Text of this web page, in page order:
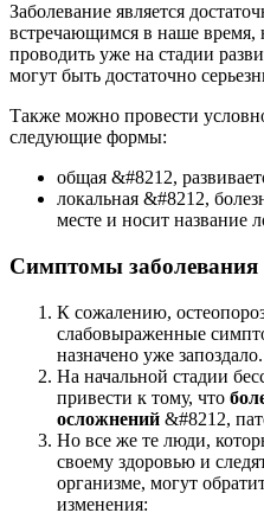
Заболевание является
встречающимся в наше время,
проводить уже на стадии
могут быть достаточно
Также можно провести
следующие формы:
общая &#8212,
локальная &#8212,
месте и носит название
Симптомы заболевания
К сожалению,
слабовыраженные
назначено уже запоздало.
На начальной стадии
привести к тому, что
осложнений &#8212,
Но все же те люди,
своему здоровью и
организме, могут
изменения: